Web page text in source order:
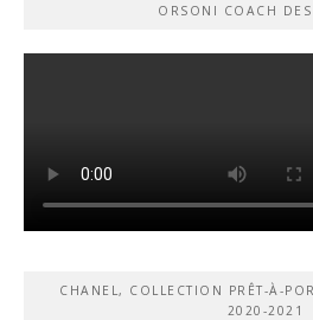
ORSONI COACH
CHANEL, COLLECTION PRÊT-À-
2020-2021